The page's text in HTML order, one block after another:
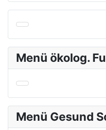
Menü ökolog.
Menü Gesund